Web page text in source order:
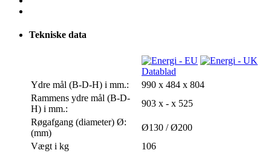
Tekniske data
Datablad
Ydre mål (B-D-H) i mm.:
990 x 484 x 804
Rammens ydre mål (B-D-
H) i mm.:
903 x - x 525
Røgafgang (diameter) Ø:
(mm)
Ø130 / Ø200
Vægt i kg
106